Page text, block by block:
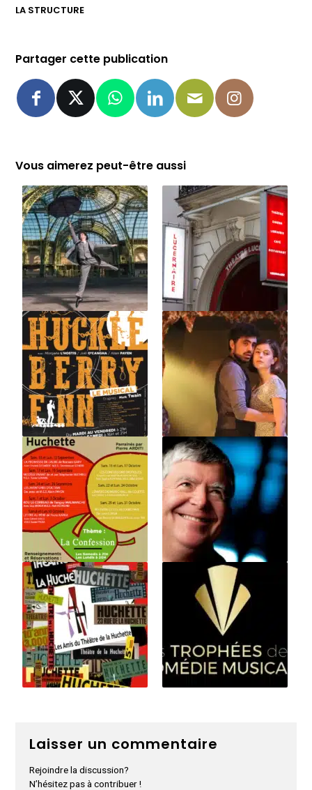
LA STRUCTURE
Partager cette publication
Vous aimerez peut-être aussi
Laisser un commentaire
Rejoindre la discussion?
N’hésitez pas à contribuer !